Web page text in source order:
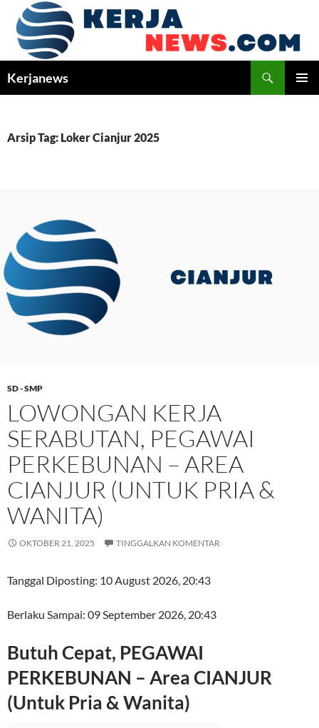
Langsung
Kerjanews
Arsip Tag: Loker Cianjur 2025
SD - SMP
LOWONGAN KERJA
SERABUTAN, PEGAWAI
PERKEBUNAN – AREA
CIANJUR (UNTUK PRIA &
WANITA)
OKTOBER 21, 2025 TINGGALKAN KOMENTAR
Tanggal Diposting: 10 August 2026, 20:43
Berlaku Sampai: 09 September 2026, 20:43
Butuh Cepat, PEGAWAI
PERKEBUNAN – Area CIANJUR
(Untuk Pria & Wanita)